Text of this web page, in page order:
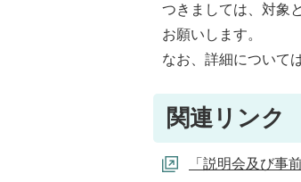
つきましては、対象
お願いします。
なお、詳細について
関連リンク
「説明会及び事